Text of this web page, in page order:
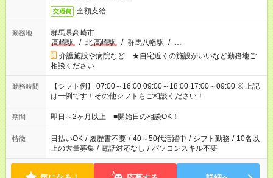
交通費 全額支給
勤務地
群馬県高崎市
高崎駅
/ 北高崎駅 / 群馬八幡駅 / …
介護施設や病院など ★自宅近くの施設がいいなど勤務地ご
相談ください
勤務時間
【シフト例】 07:00～16:00 09:00～18:00 17:00～09:00 ※ 上記
は一例です！その他シフトもご相談ください！
期間 即日～2ヶ月以上 ■開始日の相談OK！
特徴 日払いOK / 履歴書不要 / 40～50代活躍中 / シフト勤務 / 10名以
上の大量募集 / 電話対応なし / パソコンスキル不要